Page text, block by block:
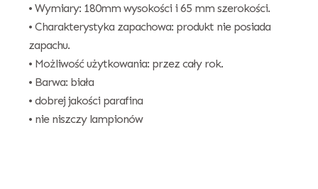
• Wymiary: 180mm wysokości i 65 mm szerokości.
• Charakterystyka zapachowa: produkt nie posiada
zapachu.
• Możliwość użytkowania: przez cały rok.
• Barwa: biała
• dobrej jakości parafina
• nie niszczy lampionów